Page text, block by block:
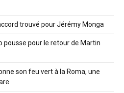
trouvé pour Jérémy Monga
pousse pour le retour de Martin
son feu vert à la Roma, une